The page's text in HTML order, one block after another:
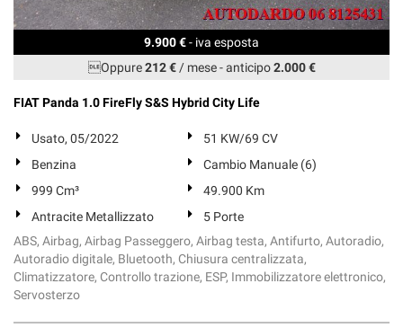
9.900 €- iva esposta
Oppure212 €/ mese-anticipo2.000 €
FIAT Panda 1.0 FireFly S&S Hybrid City Life
Usato, 05/2022
51 KW/69 CV
Benzina
Cambio Manuale (6)
999 Cm³
49.900 Km
Antracite Metallizzato
5 Porte
ABS, Airbag, Airbag Passeggero, Airbag testa, Antifurto, Autoradio,
Autoradio digitale, Bluetooth, Chiusura centralizzata,
Climatizzatore, Controllo trazione, ESP, Immobilizzatore elettronico,
Servosterzo